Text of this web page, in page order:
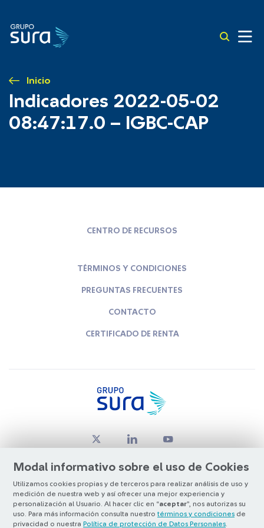
Inicio
Indicadores 2022-05-02
08:47:17.0 – IGBC-CAP
Modal informativo sobre el uso de Cookies
Utilizamos cookies propias y de terceros para realizar análisis de uso y
medición de nuestra web y así ofrecer una mejor experiencia y
personalización al Usuario. Al hacer clic en “aceptar”, nos autorizas su
uso. Para más información consulta nuestro términos y condiciones de
privacidad o nuestra Política de protección de Datos Personales
CENTRO DE RECURSOS
TÉRMINOS Y CONDICIONES
PREGUNTAS FRECUENTES
CONTACTO
CERTIFICADO DE RENTA
© Copyright Grupo SURA 2026